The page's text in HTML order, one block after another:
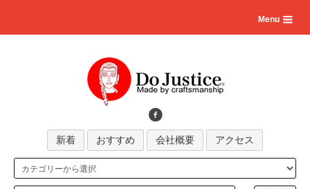
Menu
新着 おすすめ 会社概要 アクセス